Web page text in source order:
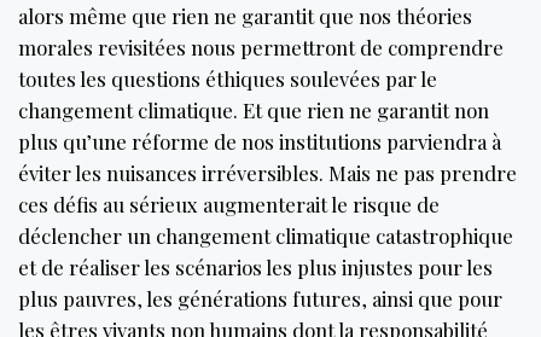
alors même que rien ne garantit que nos théories
morales revisitées nous permettront de comprendre
toutes les questions éthiques soulevées par le
changement climatique. Et que rien ne garantit non
plus qu’une réforme de nos institutions parviendra à
éviter les nuisances irréversibles. Mais ne pas prendre
ces défis au sérieux augmenterait le risque de
déclencher un changement climatique catastrophique
et de réaliser les scénarios les plus injustes pour les
plus pauvres, les générations futures, ainsi que pour
les êtres vivants non humains dont la responsabilité